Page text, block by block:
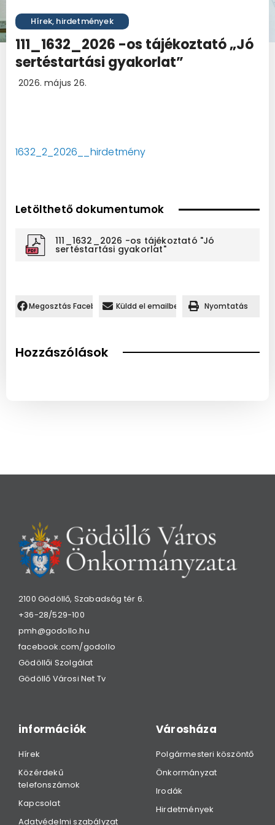
Hírek, hirdetmények
111_1632_2026 -os tájékoztató „Jó
sertéstartási gyakorlat”
2026. május 26.
1632_2_2026__hirdetmény
Letölthető dokumentumok
111_1632_2026 -os tájékoztató "Jó
sertéstartási gyakorlat"
Megosztás Facebookon.Küldd el emailben Nyomtatás
Hozzászólások
2100 Gödöllő, Szabadság tér 6.
+36-28/529-100
pmh@godollo.hu
facebook.com/godollo
Gödöllői Szolgálat
Gödöllő Városi Net Tv
információk
Hírek
Közérdekű
telefonszámok
Kapcsolat
Adatvédelmi szabályzat
Városháza
Polgármesteri köszöntő
Önkormányzat
Irodák
Hirdetmények